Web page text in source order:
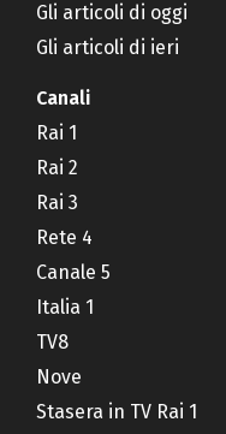
Gli articoli di oggi
Gli articoli di ieri
Canali
Rai 1
Rai 2
Rai 3
Rete 4
Canale 5
Italia 1
TV8
Nove
Stasera in TV Rai 1